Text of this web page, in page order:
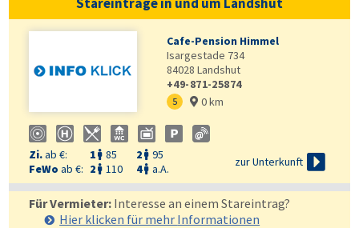
Cafe-Pension Himmel
Isargestade 734
84028 Landshut
+49-871-25874
5  0 km
Zi.ab €: 1  85 2  95
FeWo ab €: 2  110 4 a.A.
zur Unterkunft 
Für Vermieter: Interesse an einem Stareintrag?
Hier klicken für mehr Informationen